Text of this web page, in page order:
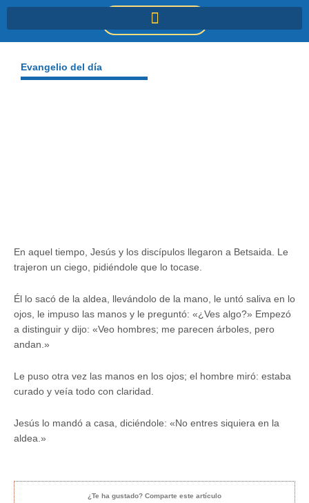
DONACIONES
Evangelio del día
En aquel tiempo, Jesús y los discípulos llegaron a Betsaida. Le
trajeron un ciego, pidiéndole que lo tocase.
Él lo sacó de la aldea, llevándolo de la mano, le untó saliva en lo
ojos, le impuso las manos y le preguntó: «¿Ves algo?» Empezó
a distinguir y dijo: «Veo hombres; me parecen árboles, pero
andan.»
Le puso otra vez las manos en los ojos; el hombre miró: estaba
curado y veía todo con claridad.
Jesús lo mandó a casa, diciéndole: «No entres siquiera en la
aldea.»
¿Te ha gustado? Comparte este artículo